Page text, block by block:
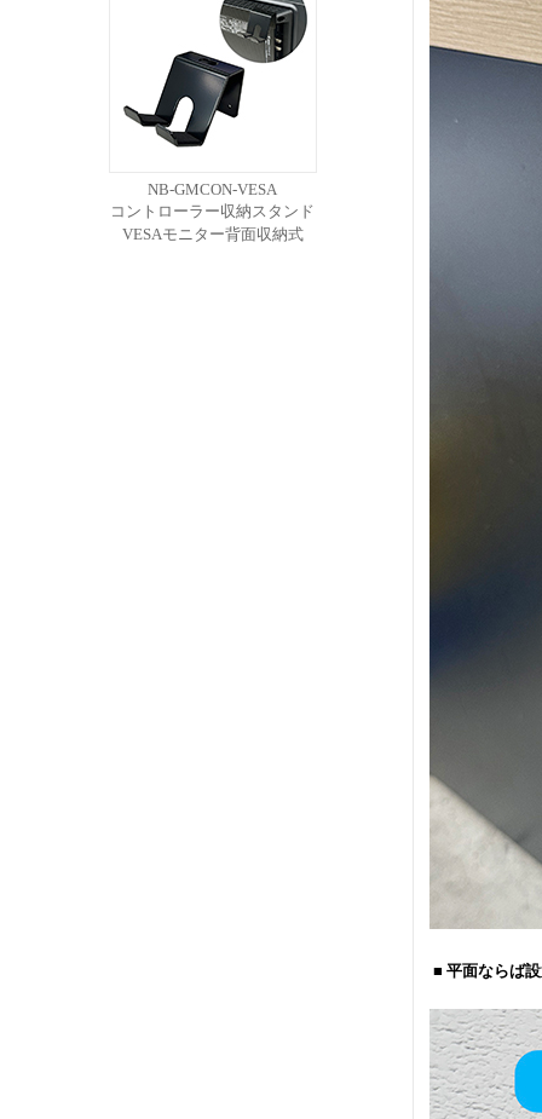
NB-GMCON-VESA
コントローラー収納スタンド
VESAモニター背面収納式
■ 平面ならば